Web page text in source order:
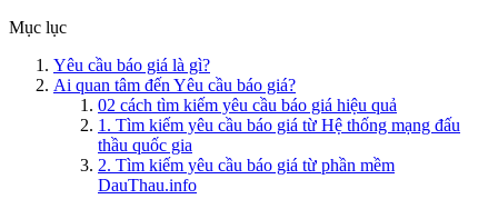
Mục lục
Yêu cầu báo giá là gì?
Ai quan tâm đến Yêu cầu báo giá?
02 cách tìm kiếm yêu cầu báo giá hiệu quả
1. Tìm kiếm yêu cầu báo giá từ Hệ thống mạng đấu
thầu quốc gia
2. Tìm kiếm yêu cầu báo giá từ phần mềm
DauThau.info